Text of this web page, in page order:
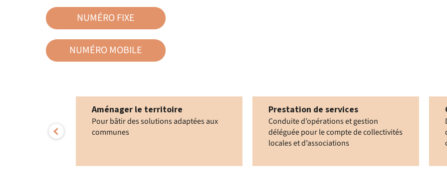
NUMÉRO FIXE
43
43
95
NUMÉRO MOBILE
06
97
93
Previous
Aménager le territoire
Pour bâtir des solutions adaptées aux
communes
Prestation de services
Conduite d’opérations et gestion
déléguée pour le compte de collectivités
locales et d’associations